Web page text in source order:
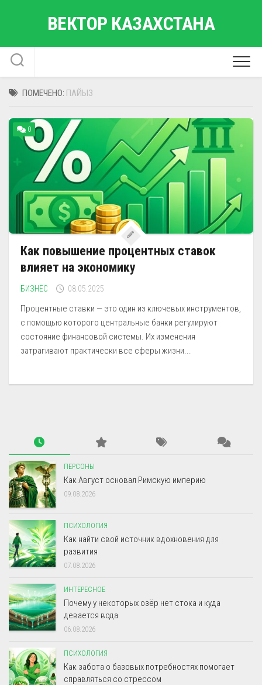
ВЕКТОР КАЗАХСТАНА
ПОМЕЧЕНО: ПАЙЫЗ
0
Как повышение процентных ставок
влияет на экономику
БИЗНЕС 08.05.2025
Процентные ставки — это один из ключевых инструментов,
с помощью которого центральные банки регулируют
состояние финансовой системы. Их изменения
затрагивают практически все сферы жизни...
ПЕРСОНЫ
Как Август основал Римскую империю
09.08.2026
ПСИХОЛОГИЯ
Как найти свой источник вдохновения для
развития
07.08.2026
ИНТЕРЕСНОЕ
Почему у некоторых озёр нет стока и куда
девается вода
06.08.2026
ПСИХОЛОГИЯ
Как забота о базовых потребностях помогает
справляться со стрессом